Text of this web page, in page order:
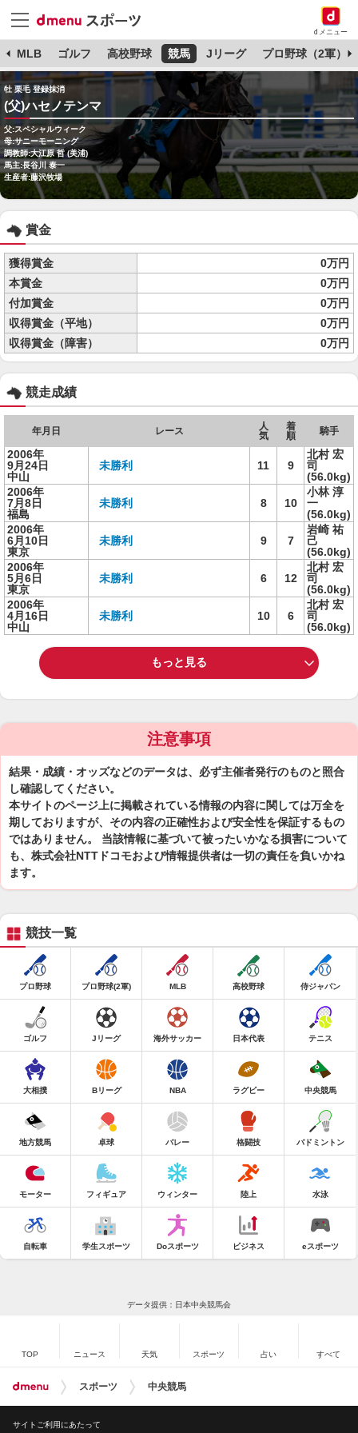
dメニュー
MLB ゴルフ 高校野球 競馬 Jリーグ プロ野球（2軍）
牡 栗毛 登録抹消
(父)ハセノテンマ
父:スペシャルウィーク
母:サニーモーニング
調教師:大江原 哲 (美浦)
馬主:長谷川 泰一
生産者:藤沢牧場
賞金
獲得賞金
0万円
本賞金
0万円
付加賞金
0万円
収得賞金（平地）
0万円
収得賞金（障害）
0万円
競走成績
年月日 レース
人
気
着
順
騎手
2006年
9月24日
中山
未勝利 11 9
北村 宏
司
(56.0kg)
2006年
7月8日
福島
未勝利 8 10
小林 淳
一
(56.0kg)
2006年
6月10日
東京
未勝利 9 7
岩崎 祐
己
(56.0kg)
2006年
5月6日
東京
未勝利 6 12
北村 宏
司
(56.0kg)
2006年
4月16日
中山
未勝利 10 6
北村 宏
司
(56.0kg)
もっと見る
注意事項
結果・成績・オッズなどのデータは、必ず主催者発行のものと照合
し確認してください。
本サイトのページ上に掲載されている情報の内容に関しては万全を
期しておりますが、その内容の正確性および安全性を保証するもの
ではありません。 当該情報に基づいて被ったいかなる損害について
も、株式会社NTTドコモおよび情報提供者は一切の責任を負いかね
ます。
競技一覧
プロ野球 プロ野球(2軍) MLB 高校野球 侍ジャパン
ゴルフ Jリーグ 海外サッカー 日本代表 テニス
大相撲 Bリーグ NBA ラグビー 中央競馬
地方競馬 卓球 バレー 格闘技 バドミントン
モーター フィギュア ウィンター 陸上 水泳
自転車 学生スポーツ Doスポーツ ビジネス eスポーツ
データ提供：日本中央競馬会
TOP ニュース 天気 スポーツ 占い すべて
スポーツ 中央競馬
サイトご利用にあたって